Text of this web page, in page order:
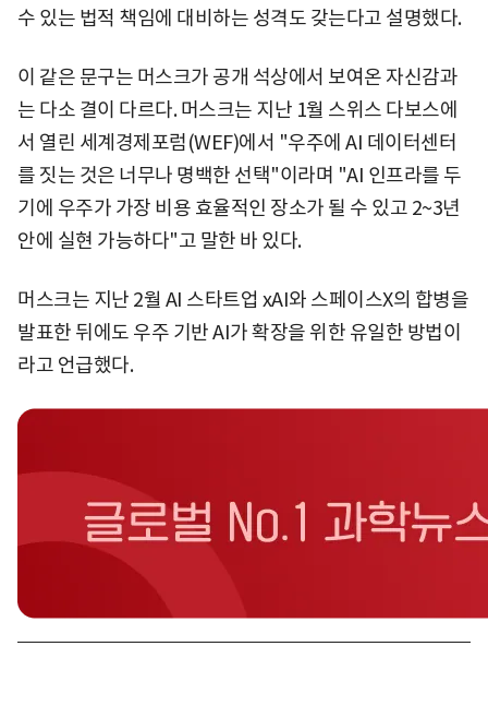
수 있는 법적 책임에 대비하는 성격도 갖는다고 설명했다.
이 같은 문구는 머스크가 공개 석상에서 보여온 자신감과
는 다소 결이 다르다. 머스크는 지난 1월 스위스 다보스에
서 열린 세계경제포럼(WEF)에서 "우주에 AI 데이터센터
를 짓는 것은 너무나 명백한 선택"이라며 "AI 인프라를 두
기에 우주가 가장 비용 효율적인 장소가 될 수 있고 2~3년
안에 실현 가능하다"고 말한 바 있다.
머스크는 지난 2월 AI 스타트업 xAI와 스페이스X의 합병을
발표한 뒤에도 우주 기반 AI가 확장을 위한 유일한 방법이
라고 언급했다.